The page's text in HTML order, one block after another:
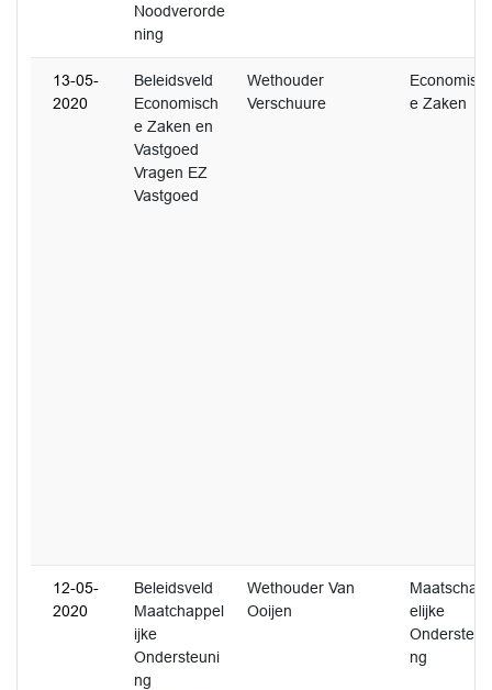
Noodverorde
ning
13-05-
2020
Beleidsveld
Economisch
e Zaken en
Vastgoed
Vragen EZ
Vastgoed
Wethouder
Verschuure
e Zaken
12-05-
2020
Beleidsveld
Maatchappel
ijke
Ondersteuni
ng
Wethouder Van
Ooijen
elijke
ng